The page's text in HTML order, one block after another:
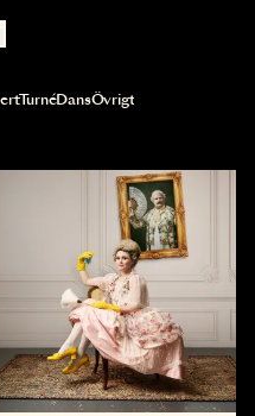
TurnéDansÖvrigt